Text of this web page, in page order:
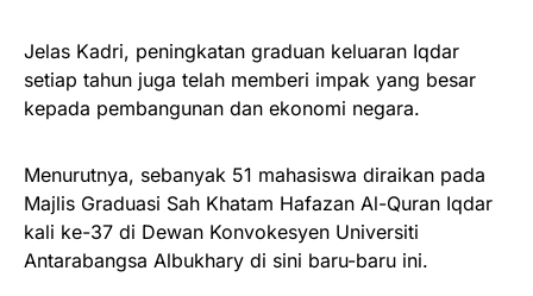
Jelas Kadri, peningkatan graduan keluaran Iqdar
setiap tahun juga telah memberi impak yang besar
kepada pembangunan dan ekonomi negara.
Menurutnya, sebanyak 51 mahasiswa diraikan pada
Majlis Graduasi Sah Khatam Hafazan Al-Quran Iqdar
kali ke-37 di Dewan Konvokesyen Universiti
Antarabangsa Albukhary di sini baru-baru ini.